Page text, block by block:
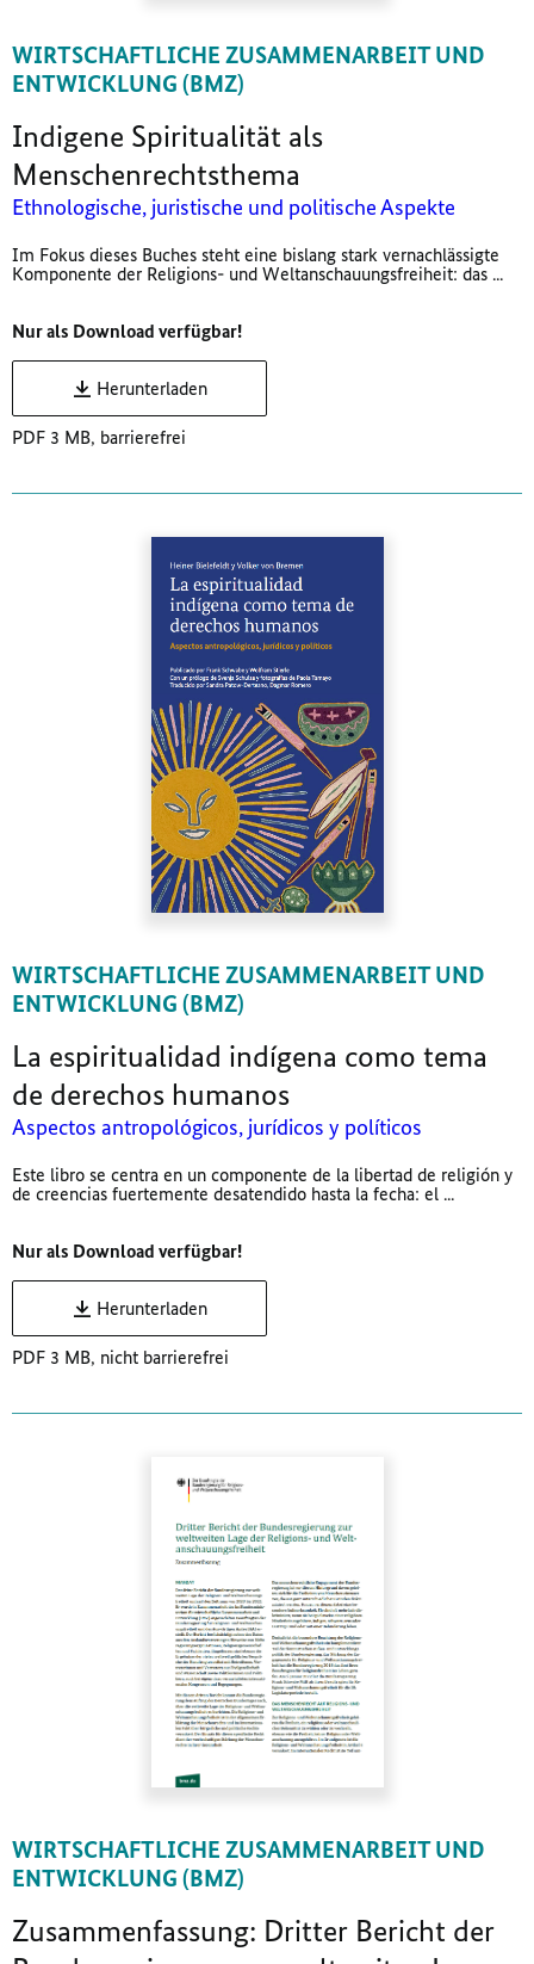
WIRTSCHAFTLICHE ZUSAMMENARBEIT UND
ENTWICKLUNG (BMZ)
Indigene Spiritualität als
Menschenrechtsthema
Ethnologische, juristische und politische Aspekte
Im Fokus dieses Buches steht eine bislang stark vernachlässigte
Komponente der Religions- und Weltanschauungsfreiheit: das ...
Nur als Download verfügbar!
Herunterladen
PDF 3 MB, barrierefrei
WIRTSCHAFTLICHE ZUSAMMENARBEIT UND
ENTWICKLUNG (BMZ)
La espiritualidad indígena como tema
de derechos humanos
Aspectos antropológicos, jurídicos y políticos
Este libro se centra en un componente de la libertad de religión y
de creencias fuertemente desatendido hasta la fecha: el ...
Nur als Download verfügbar!
Herunterladen
PDF 3 MB, nicht barrierefrei
WIRTSCHAFTLICHE ZUSAMMENARBEIT UND
ENTWICKLUNG (BMZ)
Zusammenfassung: Dritter Bericht der